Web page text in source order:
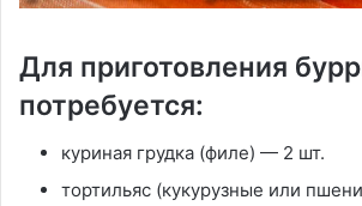
Для приготовления
потребуется:
куриная грудка (филе) — 2 шт.
тортильяс (кукурузные или